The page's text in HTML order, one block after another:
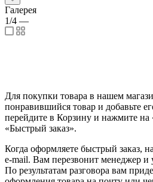
Галерея
1/4 —
Для покупки товара в нашем
понравившийся товар и добавьте
перейдите в Корзину и нажмите на
«Быстрый заказ».
Когда оформляете быстрый
e-mail. Вам перезвонит менеджер и
По результатам разговора вам